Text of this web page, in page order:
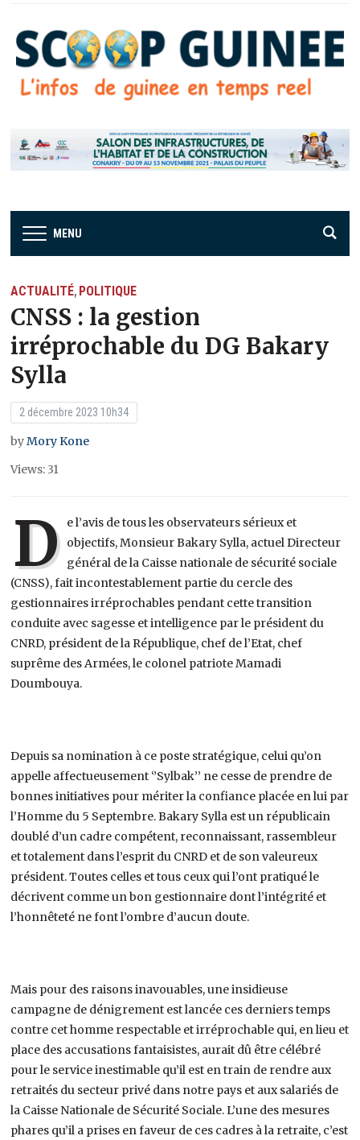
MENU
ACTUALITÉ, POLITIQUE
CNSS : la gestion
irréprochable du DG Bakary
Sylla
2 décembre 2023 10h34
byMory Kone
Views: 31
D e l’avis de tous les observateurs sérieux et
objectifs, Monsieur Bakary Sylla, actuel Directeur
général de la Caisse nationale de sécurité sociale
(CNSS), fait incontestablement partie du cercle des
gestionnaires irréprochables pendant cette transition
conduite avec sagesse et intelligence par le président du
CNRD, président de la République, chef de l’Etat, chef
suprême des Armées, le colonel patriote Mamadi
Doumbouya.
Depuis sa nomination à ce poste stratégique, celui qu’on
appelle affectueusement ‘’Sylbak’’ ne cesse de prendre de
bonnes initiatives pour mériter la confiance placée en lui par
l’Homme du 5 Septembre. Bakary Sylla est un républicain
doublé d’un cadre compétent, reconnaissant, rassembleur
et totalement dans l’esprit du CNRD et de son valeureux
président. Toutes celles et tous ceux qui l’ont pratiqué le
décrivent comme un bon gestionnaire dont l’intégrité et
l’honnêteté ne font l’ombre d’aucun doute.
Mais pour des raisons inavouables, une insidieuse
campagne de dénigrement est lancée ces derniers temps
contre cet homme respectable et irréprochable qui, en lieu et
place des accusations fantaisistes, aurait dû être célébré
pour le service inestimable qu’il est en train de rendre aux
retraités du secteur privé dans notre pays et aux salariés de
la Caisse Nationale de Sécurité Sociale. L’une des mesures
phares qu’il a prises en faveur de ces cadres à la retraite, c’est